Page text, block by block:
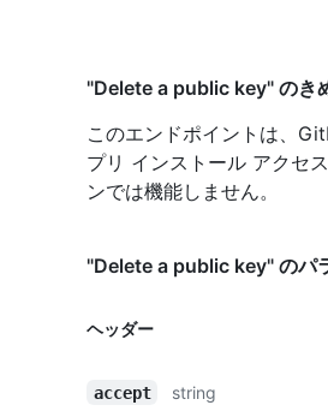
"Delete a public key" のき
このエンドポイントは、
プリ インストール アクセ
ンでは機能しません。
"Delete a public key" のパ
ヘッダー
accept
string